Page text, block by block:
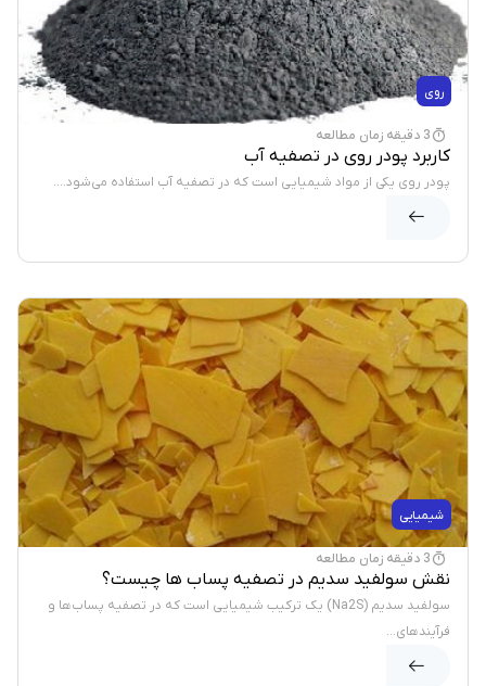
روی
3 دقیقه زمان مطالعه
کاربرد پودر روی در تصفیه آب
پودر روی یکی از مواد شیمیایی است که در تصفیه آب استفاده می‌شود....
شیمیایی
3 دقیقه زمان مطالعه
نقش سولفید سدیم در تصفیه پساب ها چیست؟
سولفید سدیم (Na2S) یک ترکیب شیمیایی است که در تصفیه پساب‌ها و
فرآیندهای...